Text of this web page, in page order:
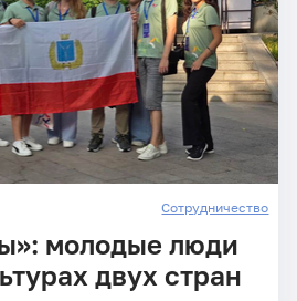
Сотрудничество
молодые люди
двух стран